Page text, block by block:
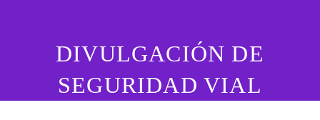
DIVULGACIÓN DE
SEGURIDAD VIAL